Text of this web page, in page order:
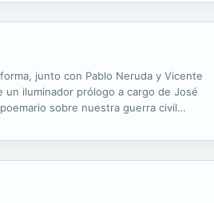
junto con Pablo Neruda y Vicente
un iluminador prólogo a cargo de José
sobre nuestra guerra civil